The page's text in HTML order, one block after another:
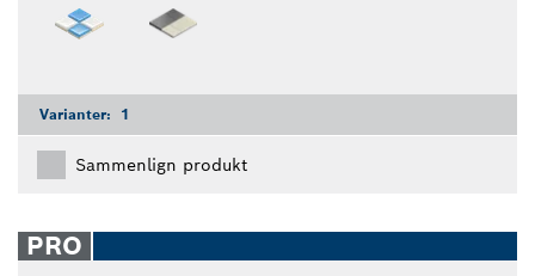
Varianter: 1
Sammenlign produkt
PRO